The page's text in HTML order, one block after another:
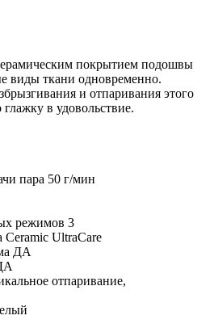
покрытием подошвы
виды ткани одновременно.
и отпаривания этого
в удовольствие.
пара 50 г/мин
режимов 3
Ceramic UltraCare
ДА
отпаривание,